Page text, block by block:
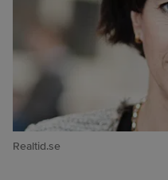
Realtid.se